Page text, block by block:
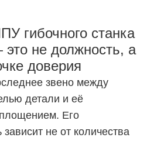
гибочного станка
не должность, а
доверия
звено между
детали и её
Его
не от количества